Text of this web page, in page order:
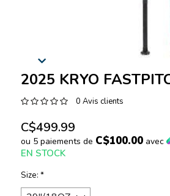
2025 KRYO
0 Avis clients
C$499.99
ou 5 paiements de C$100.00avec
EN STOCK
Size: *